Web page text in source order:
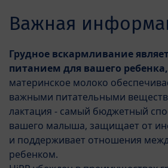
Menü
HiPP ORGANIC COMBIOTIC®
возраста
Важная
Грудное вскармливание
питанием для вашего ребенка,
материнское молоко
важными питательными
лактация - самый бюджетный
вашего малыша, защищает от
и поддерживает отношения
ребенком.